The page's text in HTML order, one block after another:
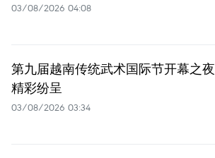
03/08/2026 04:08
第九届越南传统武术国际节开幕之夜
精彩纷呈
03/08/2026 03:34